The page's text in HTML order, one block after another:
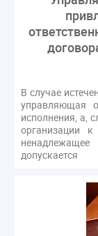
газовое
лифт
провайдеры
управляющие
Госуслуги
ЖК
РСО
мероприятия
общее собрание
теплоснабжение
Всероссийское
В случае
управляющая
исполнения, а,
организации к
допускается